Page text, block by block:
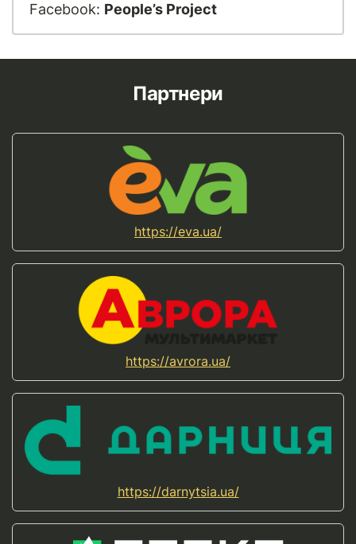
Facebook: People’s Project
Партнери
https://eva.ua/
https://avrora.ua/
https://darnytsia.ua/